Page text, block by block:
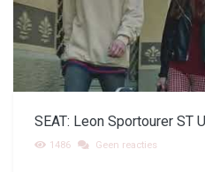
SEAT: Leon Sportourer ST
1486 Geen reacties